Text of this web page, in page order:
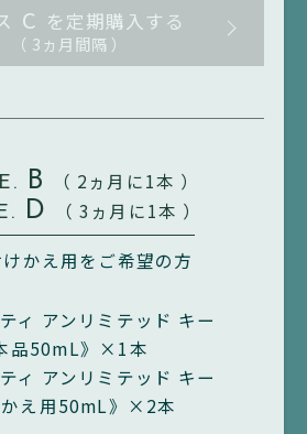
maison.kose.co.jp/）に掲示し
当社に対して注文または支払いを完
さまは、本規約の変更に同意したも
の他、原則、本サービスの途中解約
、お客さま都合による本サービスの
け取りのサイクル変更も受け付けで
ご了承ください。
C を定期購入する
（ 3ヵ月間隔 ）
B （ 2ヵ月に1本 ）
D （ 3ヵ月に1本 ）
かえ用をご希望の方
ィ アンリミテッド キー
品50mL》×1本
ィ アンリミテッド キー
かえ用50mL》×2本